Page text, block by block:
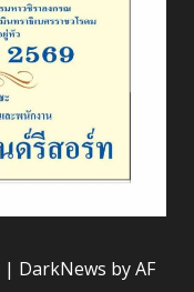
| DarkNews by AF